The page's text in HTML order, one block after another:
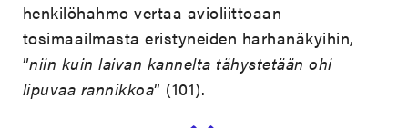
henkilöhahmo vertaa avioliittoaan
tosimaailmasta eristyneiden harhanäkyihin,
”niin kuin laivan kannelta tähystetään ohi
lipuvaa rannikkoa” (101).